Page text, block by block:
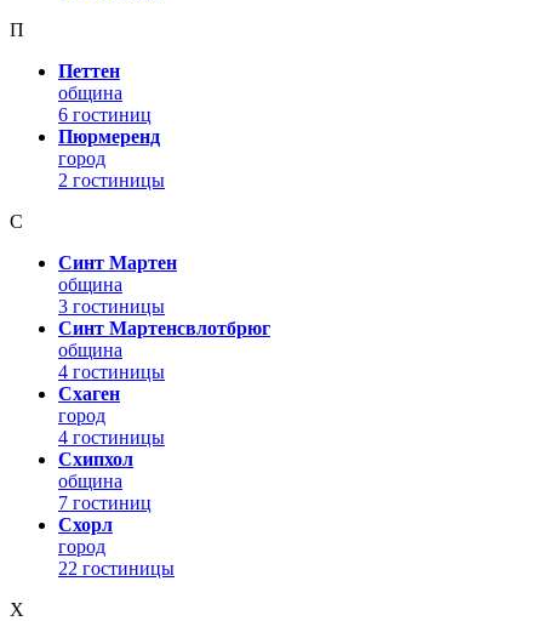
П
Петтен
община
6 гостиниц
Пюрмеренд
город
2 гостиницы
С
Синт Мартен
община
3 гостиницы
Синт Мартенсвлотбрюг
община
4 гостиницы
Схаген
город
4 гостиницы
Схипхол
община
7 гостиниц
Схорл
город
22 гостиницы
Х